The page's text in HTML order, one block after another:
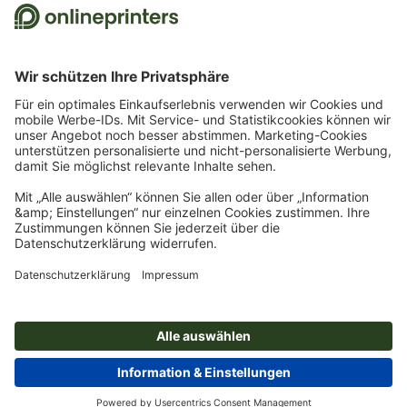
Barauszahlung. Nicht mit weiteren Aktionen kombinierbar. Die Aktion gilt bis
einen Klick bestätigen. Erst dann senden wir Ihnen den Rabattcode und künftig
unseren Newsletter zu. Natürlich können Sie sich jederzeit wieder abmelden.
Maximale Höhe des Rabatts: 150 € des Bestellwerts (netto). Einmalig einlösbar.
Kein Mindestbestellwert. Keine Barauszahlung. Nicht mit weiteren Aktionen oder
Gutscheincodes kombinierbar.Der Gutschein ist nach Erhalt sechs Wochen gültig.
Warenkorb eintragen und auf ausgewählte Produkte sparen. Kein
Mindestbestellwert. Mehrfach einlösbar. Keine Barauszahlung. Nicht mit weiteren
Aktionen kombinierbar. Die Aktion gilt bis einschließlich 31.08.2026.
Warenkorb eintragen und auf ausgewählte Produkte sparen. Kein